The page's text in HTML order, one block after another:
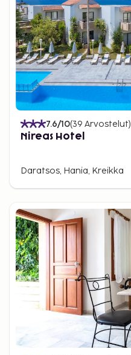
7.6/10(39 Arvostelut)
Nireas Hotel
Daratsos, Hania, Kreikka